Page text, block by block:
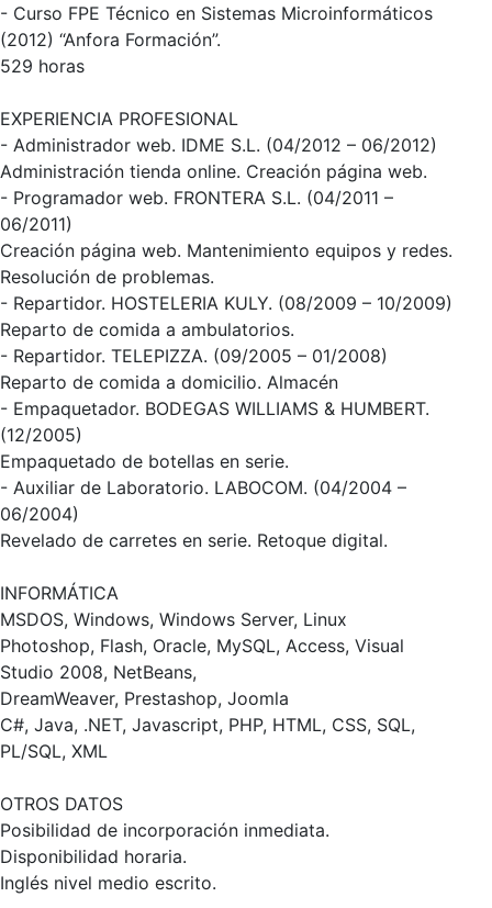
- Curso FPE Técnico en Sistemas Microinformáticos
(2012) “Anfora Formación”.
529 horas
EXPERIENCIA PROFESIONAL
- Administrador web. IDME S.L. (04/2012 – 06/2012)
Administración tienda online. Creación página web.
- Programador web. FRONTERA S.L. (04/2011 –
06/2011)
Creación página web. Mantenimiento equipos y redes.
Resolución de problemas.
- Repartidor. HOSTELERIA KULY. (08/2009 – 10/2009)
Reparto de comida a ambulatorios.
- Repartidor. TELEPIZZA. (09/2005 – 01/2008)
Reparto de comida a domicilio. Almacén
- Empaquetador. BODEGAS WILLIAMS & HUMBERT.
(12/2005)
Empaquetado de botellas en serie.
- Auxiliar de Laboratorio. LABOCOM. (04/2004 –
06/2004)
Revelado de carretes en serie. Retoque digital.
INFORMÁTICA
MSDOS, Windows, Windows Server, Linux
Photoshop, Flash, Oracle, MySQL, Access, Visual
Studio 2008, NetBeans,
DreamWeaver, Prestashop, Joomla
C#, Java, .NET, Javascript, PHP, HTML, CSS, SQL,
PL/SQL, XML
OTROS DATOS
Posibilidad de incorporación inmediata.
Disponibilidad horaria.
Inglés nivel medio escrito.